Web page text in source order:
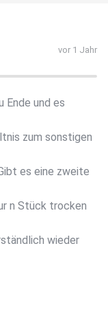
vor 1 Jahr
Ende und es
zum sonstigen
es eine zweite
n Stück trocken
wieder